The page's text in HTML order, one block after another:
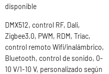
disponible
DMX512, control RF, Dali,
Zigbee3.0, PWM, RDM, Triac,
control remoto Wifi/inalámbrico,
Bluetooth, control de sonido, 0-
10 V/1-10 V, personalizado según